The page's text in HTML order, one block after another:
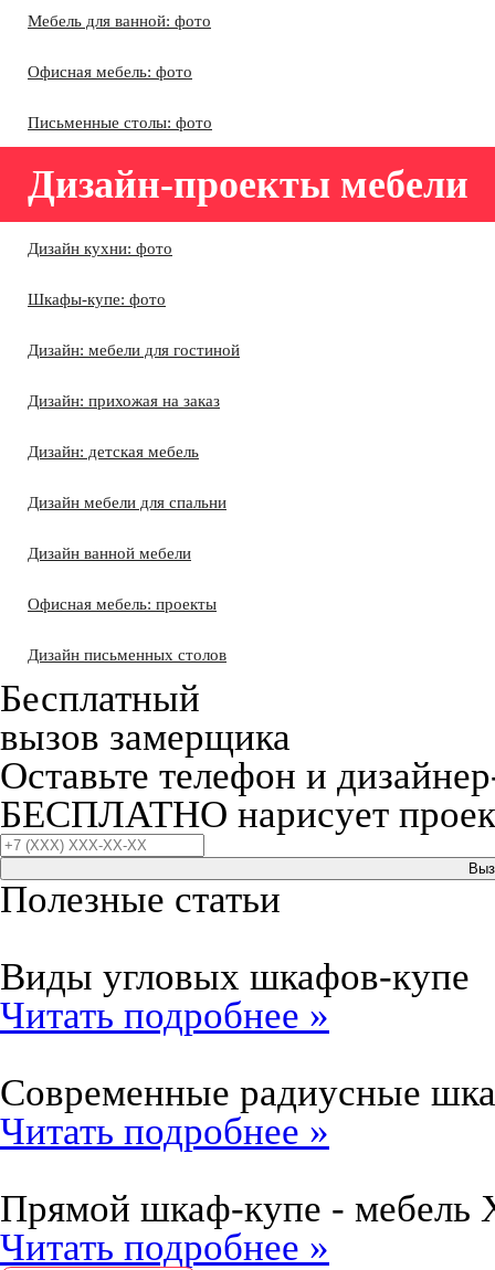
Мебель для ванной: фото
Офисная мебель: фото
Письменные столы: фото
Дизайн-проекты мебели
Дизайн кухни: фото
Шкафы-купе: фото
Дизайн: мебели для гостиной
Дизайн: прихожая на заказ
Дизайн: детская мебель
Дизайн мебели для спальни
Дизайн ванной мебели
Офисная мебель: проекты
Дизайн письменных столов
Бесплатный
вызов замерщика
Оставьте телефон и
БЕСПЛАТНО нарисует
Полезные статьи
Виды угловых шкафов-купе
Читать подробнее »
Современные радиусные
Читать подробнее »
Прямой шкаф-купе - мебель
Читать подробнее »